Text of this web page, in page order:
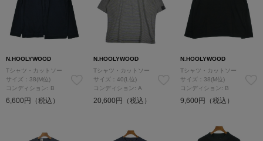
N.HOOLYWOOD
Tシャツ・カットソー
サイズ：38(M位)
コンディション: B
6,600円（税込）
N.HOOLYWOOD
Tシャツ・カットソー
サイズ：40(L位)
コンディション: A
20,600円（税込）
N.HOOLYWOOD
Tシャツ・カットソー
サイズ：38(M位)
コンディション: B
9,600円（税込）